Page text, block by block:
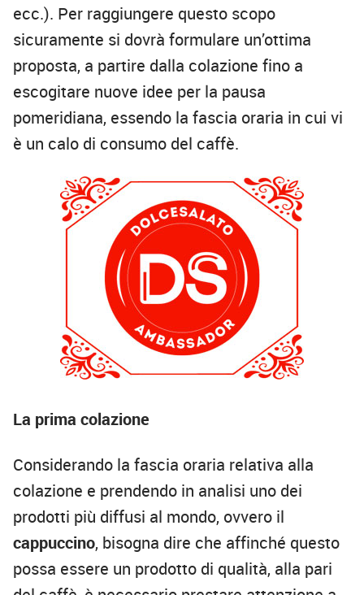
ecc.). Per raggiungere questo scopo
sicuramente si dovrà formulare un’ottima
proposta, a partire dalla colazione fino a
escogitare nuove idee per la pausa
pomeridiana, essendo la fascia oraria in cui vi
è un calo di consumo del caffè.
La prima colazione
Considerando la fascia oraria relativa alla
colazione e prendendo in analisi uno dei
prodotti più diffusi al mondo, ovvero il
cappuccino, bisogna dire che affinché questo
possa essere un prodotto di qualità, alla pari